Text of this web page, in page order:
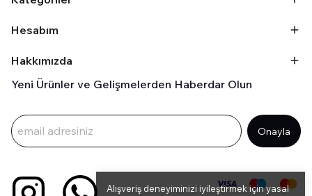
Alışveriş deneyiminizi iyileştirmek için yasal
Hesabım
Hakkımızda
Yeni Ürünler ve Gelişmelerden Haberdar Olun
Onayla